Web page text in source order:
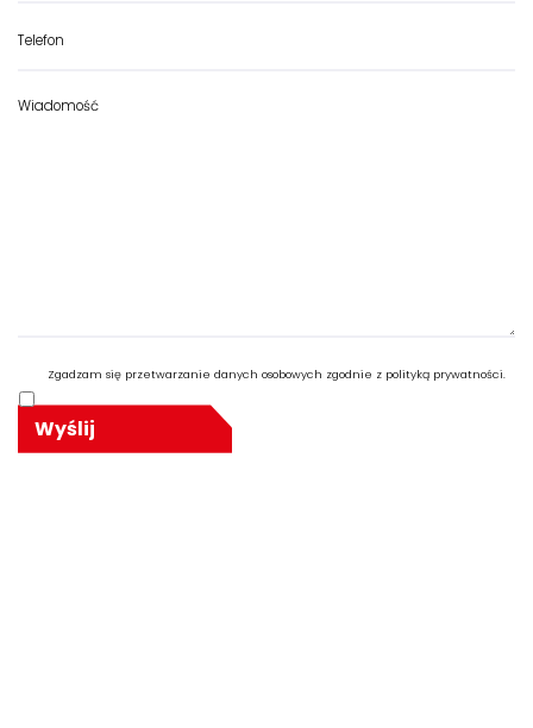
Zgadzam się przetwarzanie danych osobowych zgodnie z polityką prywatności.